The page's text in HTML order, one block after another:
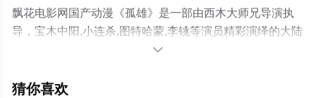
飘花电影网国产动漫《孤雄》是一部由西木大师兄导演执
导，宝木中阳,小连杀,图特哈蒙,李铫等演员精彩演绎的大陆
动漫，大结局剧情已揭晓（全9集），手机免费观看高清未
至豆瓣动漫、电视猫或剧情网等平台了解。

猜你喜欢